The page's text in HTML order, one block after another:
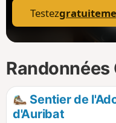
Testez
Randonnées
Sentier de
d'Auribat